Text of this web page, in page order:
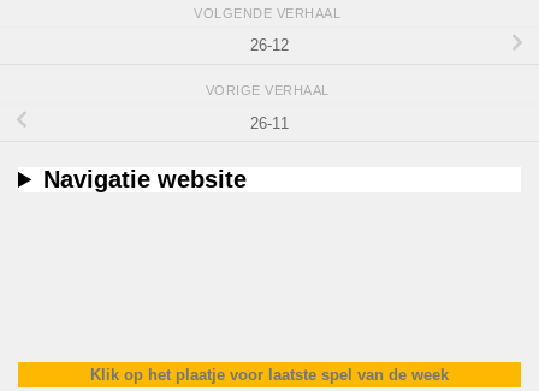
VOLGENDE VERHAAL
26-12
VORIGE VERHAAL
26-11
Navigatie website
Klik op het plaatje voor laatste spel van de week